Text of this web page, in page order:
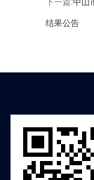
结果公告